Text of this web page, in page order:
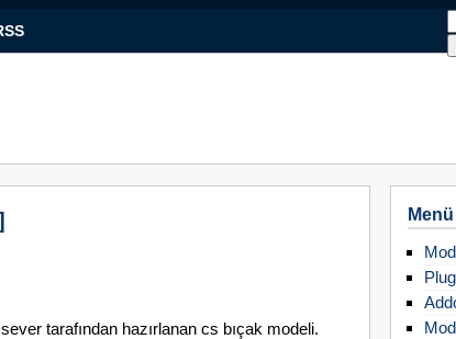
tarafından hazırlanan cs bıçak modeli.
Menü